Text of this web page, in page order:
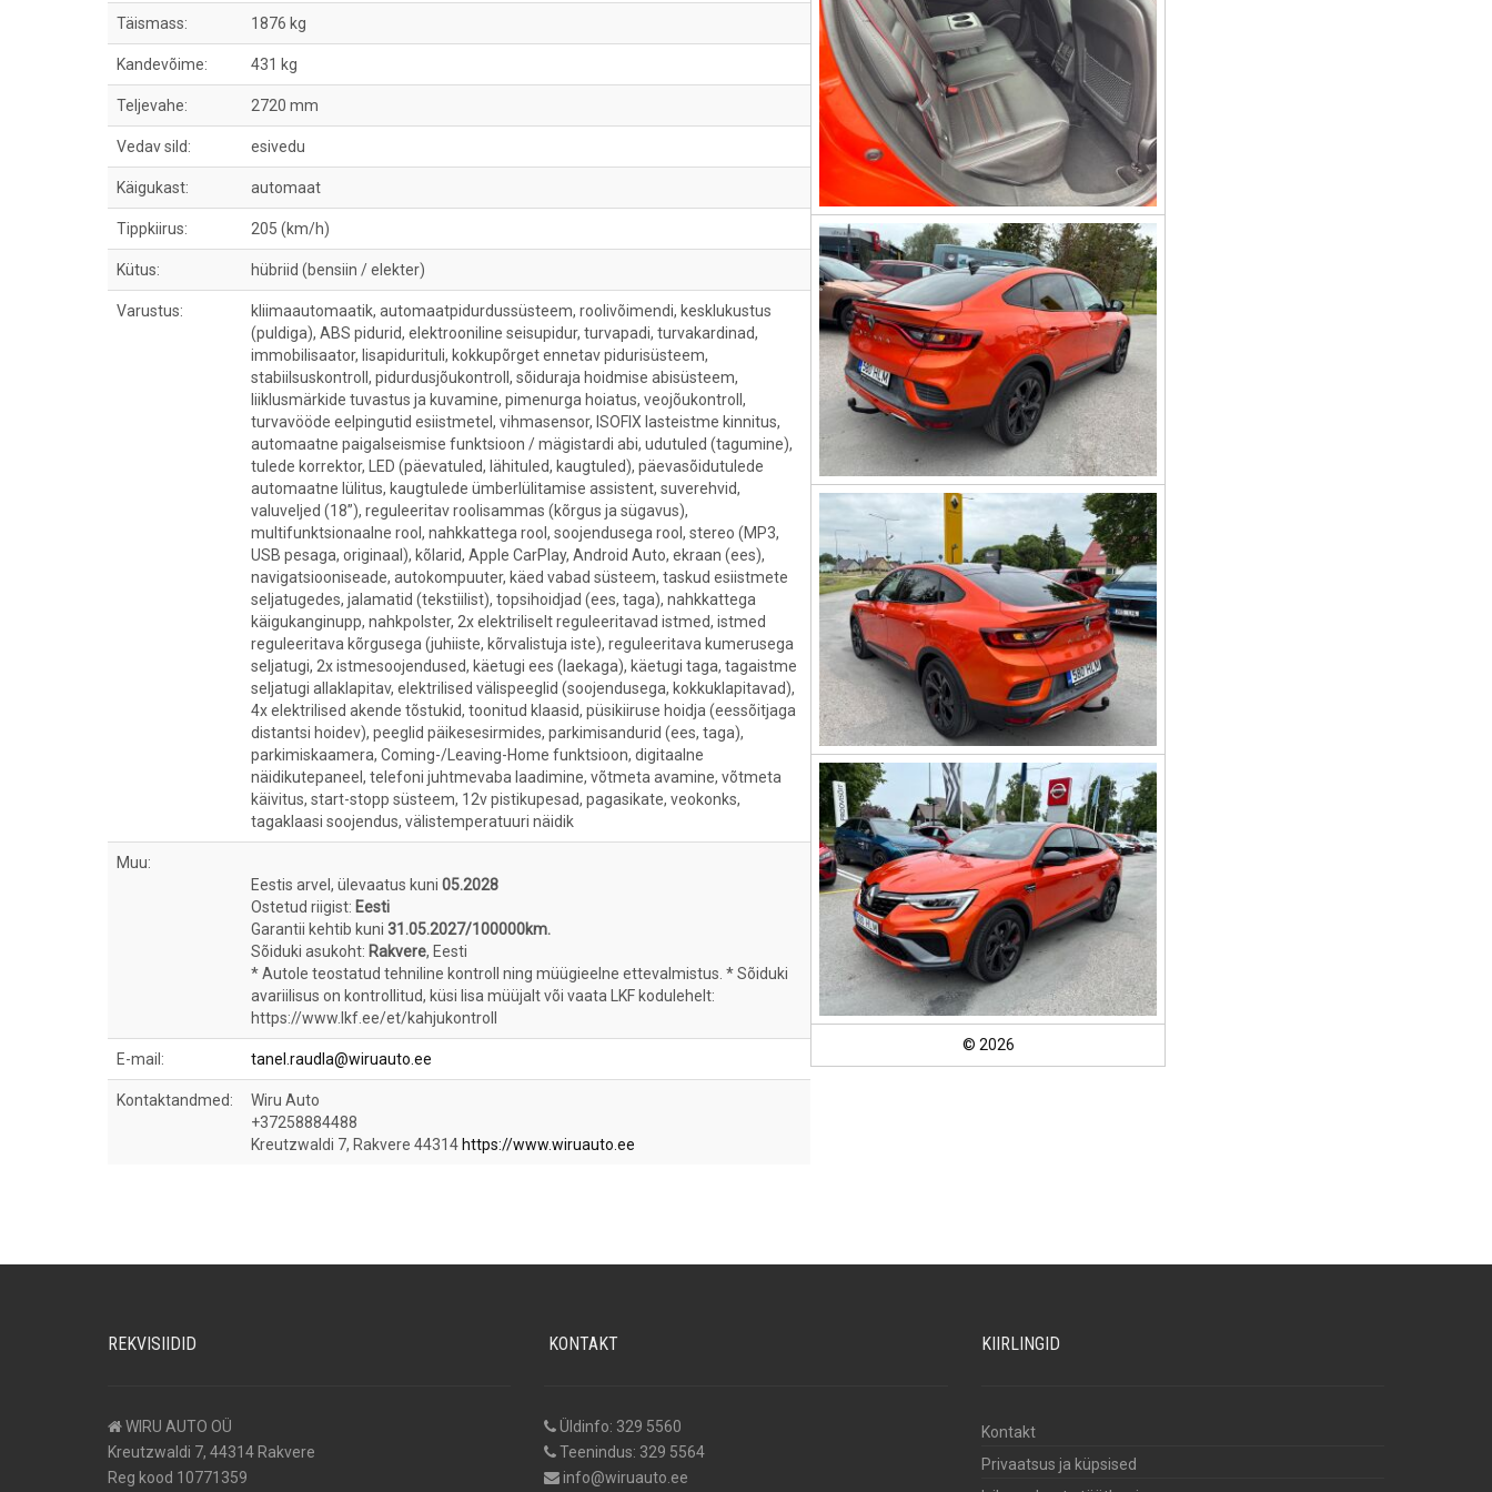
Täismass: 1876 kg
Kandevõime: 431 kg
Teljevahe: 2720 mm
Vedav sild: esivedu
Käigukast: automaat
Tippkiirus: 205 (km/h)
Kütus: hübriid (bensiin / elekter)
Varustus:
kliimaautomaatik, automaatpidurdussüsteem, roolivõimendi, kesklukustus
(puldiga), ABS pidurid, elektrooniline seisupidur, turvapadi, turvakardinad,
immobilisaator, lisapidurituli, kokkupõrget ennetav pidurisüsteem,
stabiilsuskontroll, pidurdusjõukontroll, sõiduraja hoidmise abisüsteem,
liiklusmärkide tuvastus ja kuvamine, pimenurga hoiatus, veojõukontroll,
turvavööde eelpingutid esiistmetel, vihmasensor, ISOFIX lasteistme kinnitus,
automaatne paigalseismise funktsioon / mägistardi abi, udutuled (tagumine),
tulede korrektor, LED (päevatuled, lähituled, kaugtuled), päevasõidutulede
automaatne lülitus, kaugtulede ümberlülitamise assistent, suverehvid,
valuveljed (18”), reguleeritav roolisammas (kõrgus ja sügavus),
multifunktsionaalne rool, nahkkattega rool, soojendusega rool, stereo (MP3,
USB pesaga, originaal), kõlarid, Apple CarPlay, Android Auto, ekraan (ees),
navigatsiooniseade, autokompuuter, käed vabad süsteem, taskud esiistmete
seljatugedes, jalamatid (tekstiilist), topsihoidjad (ees, taga), nahkkattega
käigukanginupp, nahkpolster, 2x elektriliselt reguleeritavad istmed, istmed
reguleeritava kõrgusega (juhiiste, kõrvalistuja iste), reguleeritava kumerusega
seljatugi, 2x istmesoojendused, käetugi ees (laekaga), käetugi taga, tagaistme
seljatugi allaklapitav, elektrilised välispeeglid (soojendusega, kokkuklapitavad),
4x elektrilised akende tõstukid, toonitud klaasid, püsikiiruse hoidja (eessõitjaga
distantsi hoidev), peeglid päikesesirmides, parkimisandurid (ees, taga),
parkimiskaamera, Coming-/Leaving-Home funktsioon, digitaalne
näidikutepaneel, telefoni juhtmevaba laadimine, võtmeta avamine, võtmeta
käivitus, start-stopp süsteem, 12v pistikupesad, pagasikate, veokonks,
tagaklaasi soojendus, välistemperatuuri näidik
Muu:
Eestis arvel, ülevaatus kuni 05.2028
Ostetud riigist: Eesti
Garantii kehtib kuni 31.05.2027/100000km.
Sõiduki asukoht: Rakvere, Eesti
* Autole teostatud tehniline kontroll ning müügieelne ettevalmistus. * Sõiduki
avariilisus on kontrollitud, küsi lisa müüjalt või vaata LKF kodulehelt:
https://www.lkf.ee/et/kahjukontroll
E-mail: tanel.raudla@wiruauto.ee
Kontaktandmed:
Wiru Auto
+37258884488
Kreutzwaldi 7, Rakvere 44314 https://www.wiruauto.ee
© 2026
REKVISIIDID
WIRU AUTO OÜ
Kreutzwaldi 7, 44314 Rakvere
Reg kood 10771359
KONTAKT
Üldinfo: 329 5560
Teenindus: 329 5564
info@wiruauto.ee
KIIRLINGID
Kontakt
Privaatsus ja küpsised